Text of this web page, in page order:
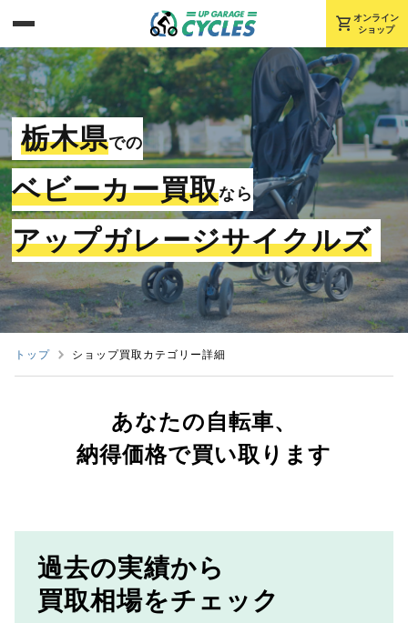
shopping_cart オンライン
ショップ
栃木県での
ベビーカー買取なら
アップガレージサイクルズ
トップ ショップ買取カテゴリー詳細
あなたの自転車、
納得価格で買い取ります
過去の実績から
買取相場をチェック